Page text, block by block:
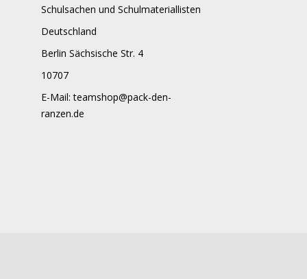
Schulsachen und Schulmateriallisten
Deutschland
Berlin Sächsische Str. 4
10707
E-Mail: teamshop@pack-den-
ranzen.de